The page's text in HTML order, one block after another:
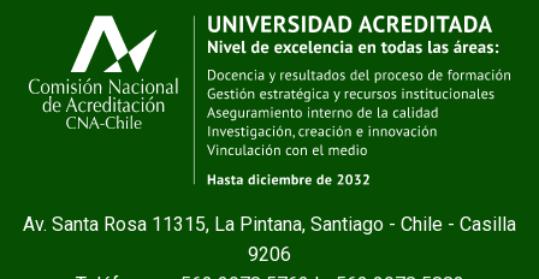
Av. Santa Rosa 11315, La Pintana, Santiago - Chile - Casilla
9206